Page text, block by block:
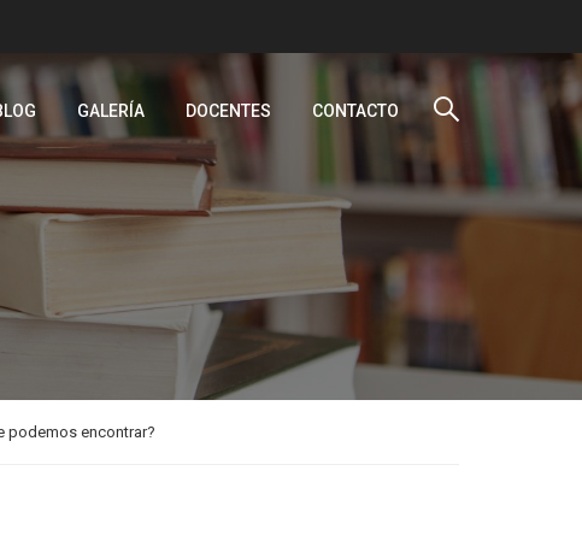
GALERÍA DOCENTES CONTACTO
podemos encontrar?